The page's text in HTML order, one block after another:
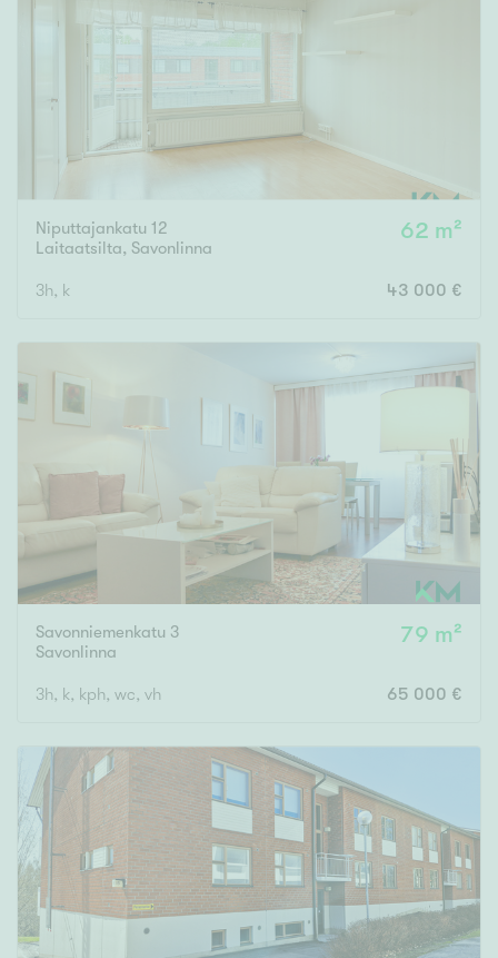
Niputtajankatu 12
Laitaatsilta, Savonlinna
62 m²
3h, k 43 000 €
Savonniemenkatu 3
Savonlinna
79 m²
3h, k, kph, wc, vh 65 000 €